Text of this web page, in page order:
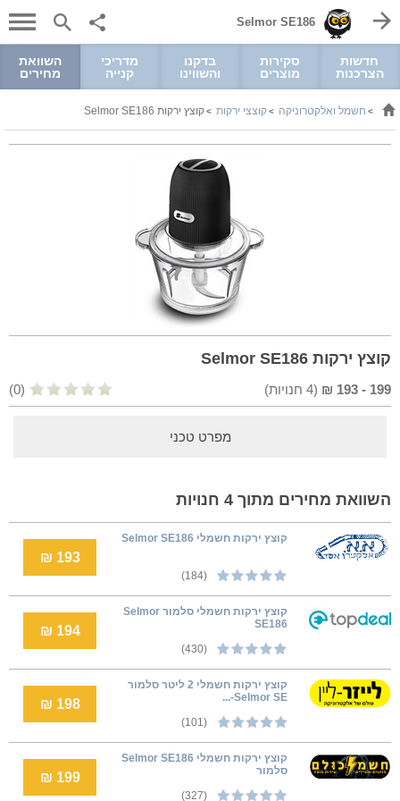
Selmor SE186
חדשות
הצרכנות
סקירות
מוצרים
בדקנו
והשווינו
מדריכי
קנייה
השוואת
מחירים
> חשמל ואלקטרוניקה >קוצצי ירקות >קוצץ ירקות Selmor SE186
קוצץ ירקות Selmor SE186
199
-
193
₪
(
4 חנויות) (0)
מפרט טכני
השוואת מחירים מתוך 4 חנויות
קוצץ ירקות חשמלי Selmor SE186
(184)
193 ₪
קוצץ ירקות חשמלי סלמור Selmor
SE186
(430)
194 ₪
קוצץ ירקות חשמלי 2 ליטר סלמור
Selmor SE-...
(101)
198 ₪
‏קוצץ ירקות חשמלי Selmor SE186
סלמור
(327)
199 ₪